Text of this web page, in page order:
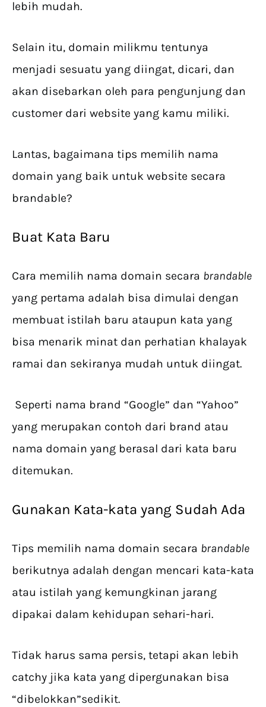
lebih mudah.
Selain itu, domain milikmu tentunya
menjadi sesuatu yang diingat, dicari, dan
akan disebarkan oleh para pengunjung dan
customer dari website yang kamu miliki.
Lantas, bagaimana tips memilih nama
domain yang baik untuk website secara
brandable?
Buat Kata Baru
Cara memilih nama domain secara brandable
yang pertama adalah bisa dimulai dengan
membuat istilah baru ataupun kata yang
bisa menarik minat dan perhatian khalayak
ramai dan sekiranya mudah untuk diingat.
Seperti nama brand “Google” dan “Yahoo”
yang merupakan contoh dari brand atau
nama domain yang berasal dari kata baru
ditemukan.
Gunakan Kata-kata yang Sudah Ada
Tips memilih nama domain secara brandable
berikutnya adalah dengan mencari kata-kata
atau istilah yang kemungkinan jarang
dipakai dalam kehidupan sehari-hari.
Tidak harus sama persis, tetapi akan lebih
catchy jika kata yang dipergunakan bisa
“dibelokkan”sedikit.